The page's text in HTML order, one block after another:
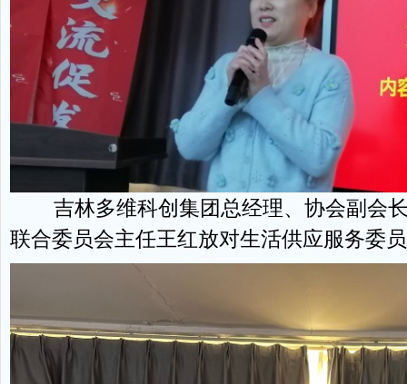
吉林多维科创集团总经理、协会副会长
联合委员会主任王红放对生活供应服务委